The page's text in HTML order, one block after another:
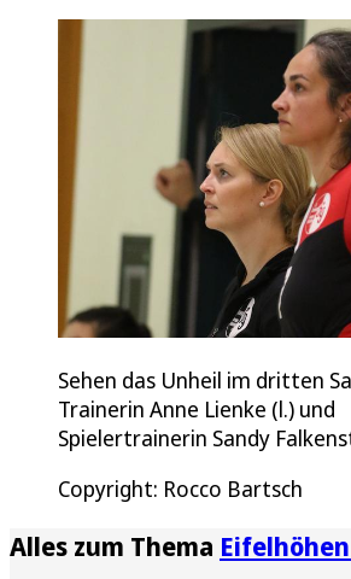
Sehen das Unheil im dritten
Trainerin Anne Lienke (l.) und
Spielertrainerin Sandy
Copyright: Rocco Bartsch
Alles zum Thema